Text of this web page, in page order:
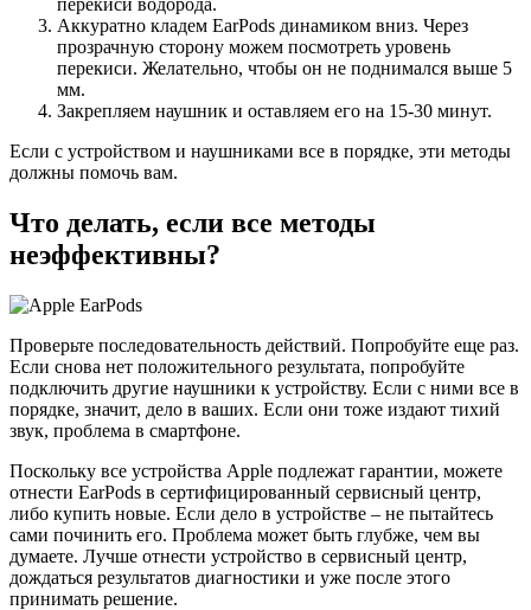
перекиси водорода.
Аккуратно кладем EarPods динамиком вниз. Через
прозрачную сторону можем посмотреть уровень
перекиси. Желательно, чтобы он не поднимался выше 5
мм.
Закрепляем наушник и оставляем его на 15-30 минут.
Если с устройством и наушниками все в порядке, эти методы
должны помочь вам.
Что делать, если все методы
неэффективны?
Проверьте последовательность действий. Попробуйте еще раз.
Если снова нет положительного результата, попробуйте
подключить другие наушники к устройству. Если с ними все в
порядке, значит, дело в ваших. Если они тоже издают тихий
звук, проблема в смартфоне.
Поскольку все устройства Apple подлежат гарантии, можете
отнести EarPods в сертифицированный сервисный центр,
либо купить новые. Если дело в устройстве – не пытайтесь
сами починить его. Проблема может быть глубже, чем вы
думаете. Лучше отнести устройство в сервисный центр,
дождаться результатов диагностики и уже после этого
принимать решение.